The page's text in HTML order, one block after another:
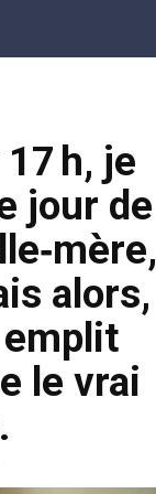
h, je
jour de
alors,
le vrai